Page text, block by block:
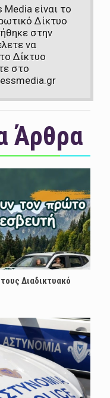
είναι το
Δίκτυο
στην
να
Δίκτυο
στο
Άρθρα
Διαδικτυακό